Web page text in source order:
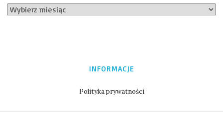
INFORMACJE
Polityka prywatności